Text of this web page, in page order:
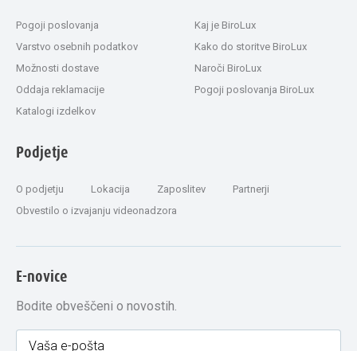
Pogoji poslovanja
Varstvo osebnih podatkov
Možnosti dostave
Oddaja reklamacije
Katalogi izdelkov
Kaj je BiroLux
Kako do storitve BiroLux
Naroči BiroLux
Pogoji poslovanja BiroLux
Podjetje
O podjetju Lokacija Zaposlitev
Partnerji
Obvestilo o izvajanju videonadzora
E-novice
Bodite obveščeni o novostih.